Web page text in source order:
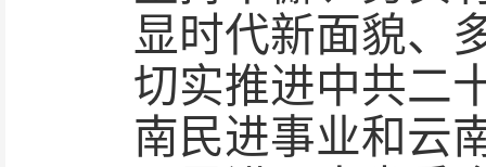
显时代新面貌、
切实推进中共二
南民进事业和云